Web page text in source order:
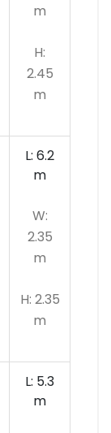
m
H:
2.45
m
L: 6.2
m
W:
2.35
m
H: 2.35
m
L: 5.3
m